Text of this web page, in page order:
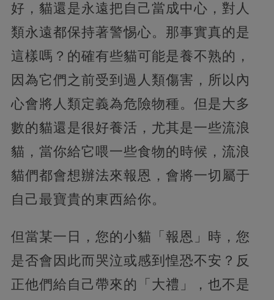
好，貓還是永遠把自己當成中心，對人
類永遠都保持著警惕心。那事實真的是
這樣嗎？的確有些貓可能是養不熟的，
因為它們之前受到過人類傷害，所以內
心會將人類定義為危險物種。但是大多
數的貓還是很好養活，尤其是一些流浪
貓，當你給它喂一些食物的時候，流浪
貓們都會想辦法來報恩，會將一切屬于
自己最寶貴的東西給你。
但當某一日，您的小貓「報恩」時，您
是否會因此而哭泣或感到惶恐不安？反
正他們給自己帶來的「大禮」，也不是